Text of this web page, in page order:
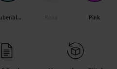
Taubenblau Pink